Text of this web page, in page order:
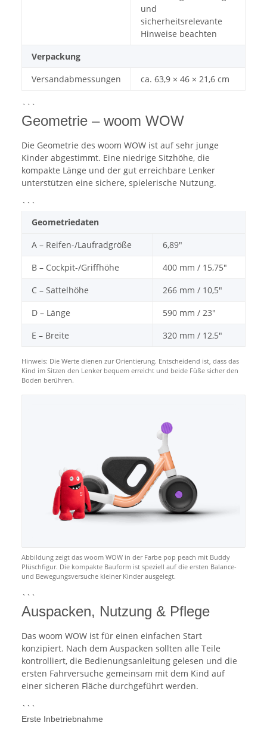
und
sicherheitsrelevante
Hinweise beachten
Verpackung
Versandabmessungen
ca. 63,9 × 46 × 21,6 cm
```
Geometrie – woom WOW
Die Geometrie des woom WOW ist auf sehr junge
Kinder abgestimmt. Eine niedrige Sitzhöhe, die
kompakte Länge und der gut erreichbare Lenker
unterstützen eine sichere, spielerische Nutzung.
```
Geometriedaten
A – Reifen-/Laufradgröße
6,89″
B – Cockpit-/Griffhöhe
400 mm / 15,75″
C – Sattelhöhe
266 mm / 10,5″
D – Länge
590 mm / 23″
E – Breite
320 mm / 12,5″
Hinweis: Die Werte dienen zur Orientierung. Entscheidend ist, dass das
Kind im Sitzen den Lenker bequem erreicht und beide Füße sicher den
Boden berühren.
Abbildung zeigt das woom WOW in der Farbe pop peach mit Buddy
Plüschfigur. Die kompakte Bauform ist speziell auf die ersten Balance-
und Bewegungsversuche kleiner Kinder ausgelegt.
```
Auspacken, Nutzung & Pflege
Das woom WOW ist für einen einfachen Start
konzipiert. Nach dem Auspacken sollten alle Teile
kontrolliert, die Bedienungsanleitung gelesen und die
ersten Fahrversuche gemeinsam mit dem Kind auf
einer sicheren Fläche durchgeführt werden.
```
Erste Inbetriebnahme